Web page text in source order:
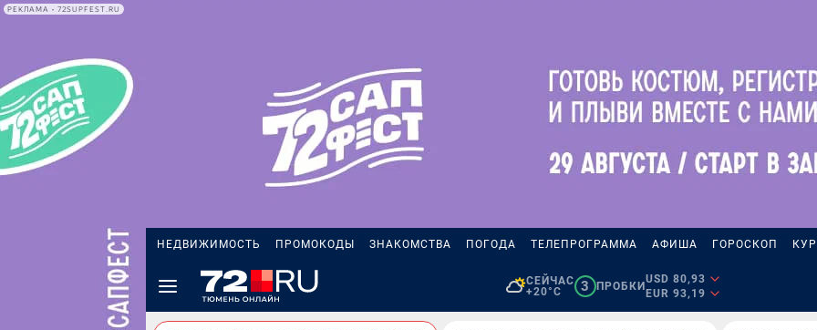
РЕКЛАМА • 72SUPFEST.RU
НЕДВИЖИМОСТЬ ПРОМОКОДЫ ЗНАКОМСТВА ПОГОДА ТЕЛЕПРОГРАММА АФИША ГОРОСКОП
СЕЙЧАС
+20°C
3 ПРОБКИ
USD 80,93
EUR 93,19